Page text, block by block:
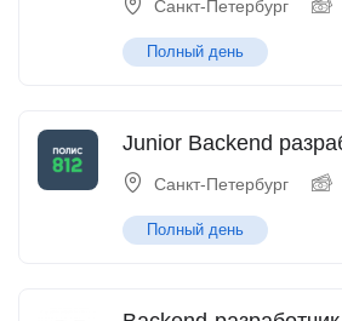
Санкт-Петербург
Полный день
Junior Backend
Санкт-Петербург
Полный день